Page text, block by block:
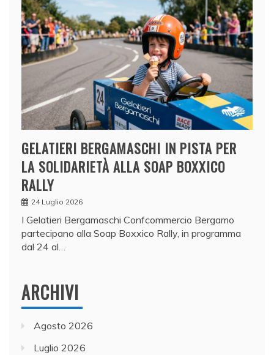
GELATIERI BERGAMASCHI IN PISTA PER
LA SOLIDARIETÀ ALLA SOAP BOXXICO
RALLY
24 Luglio 2026
I Gelatieri Bergamaschi Confcommercio Bergamo
partecipano alla Soap Boxxico Rally, in programma
dal 24 al…
ARCHIVI
Agosto 2026
Luglio 2026